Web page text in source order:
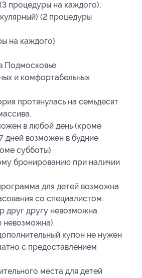
процедуры на каждого);
(2 процедуры
на каждого).
Подмосковье.
и комфортабельных
протянулась на семьдесят
в любой день (кроме
дней возможен в будние
субботы)
бронированию при наличии
для детей возможна
со специалистом.
друг другу невозможна
невозможна).
купон не нужен
с предоставлением
места для детей